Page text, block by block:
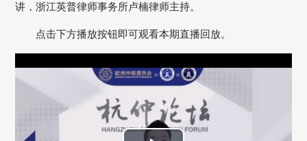
讲，浙江英普律师事务所卢楠律师主持。
点击下方播放按钮即可观看本期直播回放。